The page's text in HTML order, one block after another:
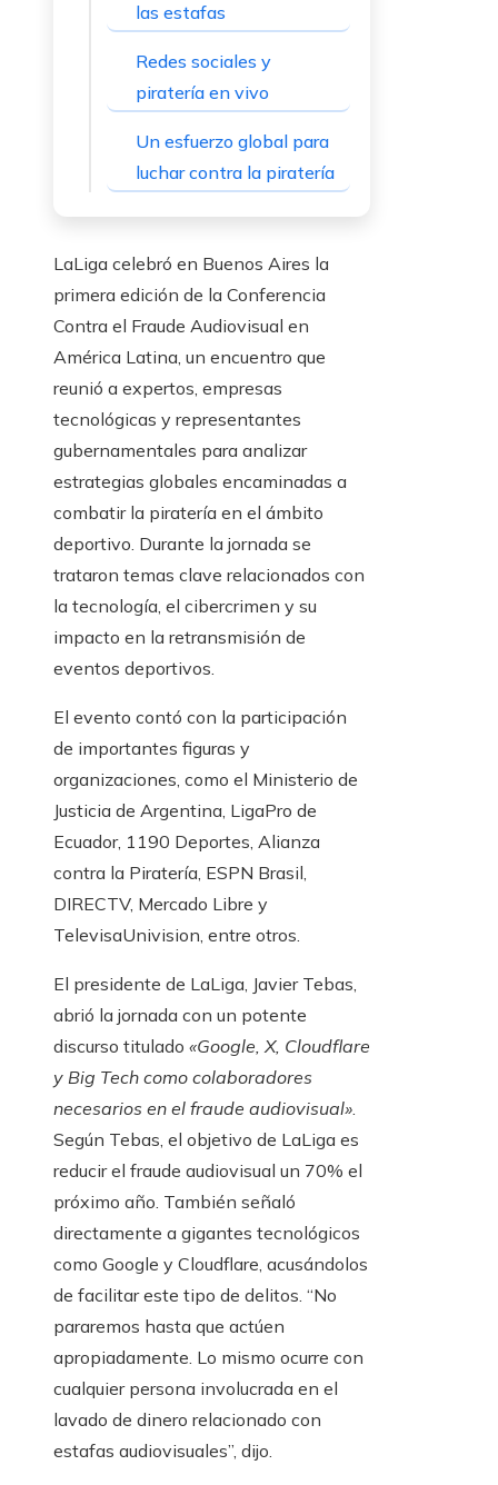
las estafas
Redes sociales y
piratería en vivo
Un esfuerzo global para
luchar contra la piratería
LaLiga celebró en Buenos Aires la
primera edición de la Conferencia
Contra el Fraude Audiovisual en
América Latina, un encuentro que
reunió a expertos, empresas
tecnológicas y representantes
gubernamentales para analizar
estrategias globales encaminadas a
combatir la piratería en el ámbito
deportivo. Durante la jornada se
trataron temas clave relacionados con
la tecnología, el cibercrimen y su
impacto en la retransmisión de
eventos deportivos.
El evento contó con la participación
de importantes figuras y
organizaciones, como el Ministerio de
Justicia de Argentina, LigaPro de
Ecuador, 1190 Deportes, Alianza
contra la Piratería, ESPN Brasil,
DIRECTV, Mercado Libre y
TelevisaUnivision, entre otros.
El presidente de LaLiga, Javier Tebas,
abrió la jornada con un potente
discurso titulado «Google, X, Cloudflare
y Big Tech como colaboradores
necesarios en el fraude audiovisual».
Según Tebas, el objetivo de LaLiga es
reducir el fraude audiovisual un 70% el
próximo año. También señaló
directamente a gigantes tecnológicos
como Google y Cloudflare, acusándolos
de facilitar este tipo de delitos. “No
pararemos hasta que actúen
apropiadamente. Lo mismo ocurre con
cualquier persona involucrada en el
lavado de dinero relacionado con
estafas audiovisuales”, dijo.